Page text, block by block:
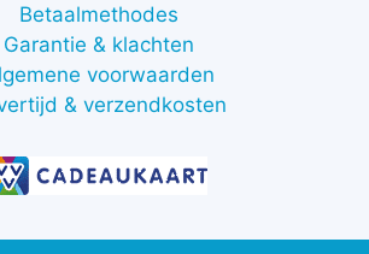
Betaalmethodes
Garantie & klachten
voorwaarden
& verzendkosten